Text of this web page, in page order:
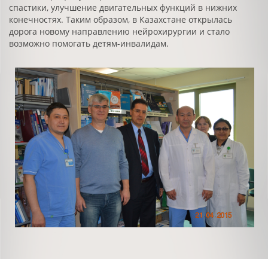
спастики, улучшение двигательных функций в нижних
конечностях. Таким образом, в Казахстане открылась
дорога новому направлению нейрохирургии и стало
возможно помогать детям-инвалидам.